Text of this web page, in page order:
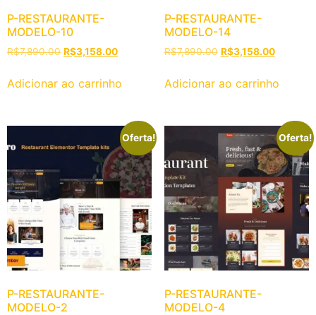
P-RESTAURANTE-
MODELO-10
R$7,890.00 R$3,158.00
Adicionar ao carrinho
P-RESTAURANTE-
MODELO-14
R$7,890.00 R$3,158.00
Adicionar ao carrinho
Oferta!
P-RESTAURANTE-
MODELO-2
Oferta!
P-RESTAURANTE-
MODELO-4